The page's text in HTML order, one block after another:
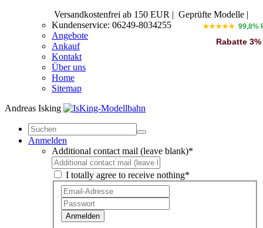
Versandkostenfrei ab 150 EUR | Geprüfte Modelle |
Kundenservice: 06249-8034255
Angebote
Ankauf
Kontakt
Über uns
Home
Sitemap
Andreas Isking
★★★★★ 99,8%
Rabatte 3%
Anmelden
Additional contact mail (leave blank)*
I totally agree to receive nothing*
Anmelden